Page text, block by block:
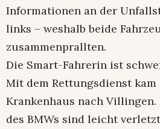
Informationen an der
links – weshalb beide
zusammenprallten.
Die Smart-Fahrerin ist
Mit dem Rettungsdienst kam
Krankenhaus nach Villingen.
des BMWs sind leicht